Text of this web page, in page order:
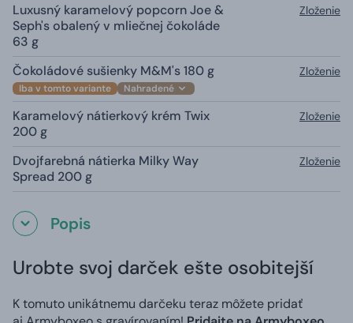
Luxusný karamelový popcorn Joe &
Seph's obalený v mliečnej čokoláde
63 g
Zloženie
Čokoládové sušienky M&M's 180 g
Iba v tomto variante Nahradené
Zloženie
Karamelový nátierkový krém Twix
200 g
Zloženie
Dvojfarebná nátierka Milky Way
Spread 200 g
Zloženie
Popis
Urobte svoj darček ešte osobitejší
K tomuto unikátnemu darčeku teraz môžete pridať